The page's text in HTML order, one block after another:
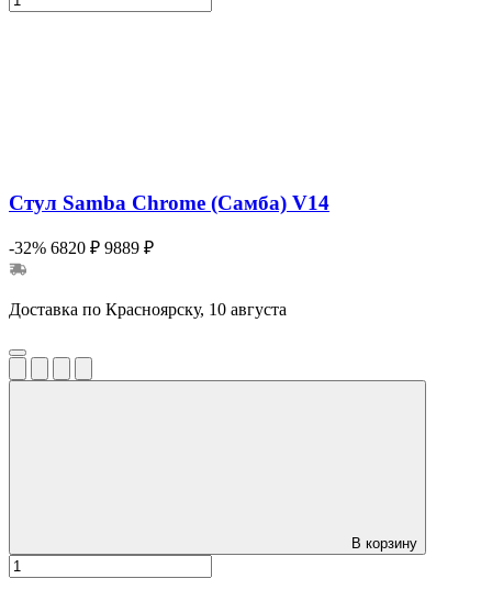
Стул Samba Chrome (Самба) V14
-32% 6820 ₽ 9889 ₽
Доставка по Красноярску, 10 августа
В корзину